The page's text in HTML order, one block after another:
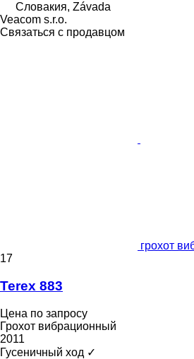
Словакия, Závada
Veacom s.r.o.
Связаться с продавцом
грохот
17
Terex 883
Цена по запросу
Грохот вибрационный
2011
Гусеничный ход ✓